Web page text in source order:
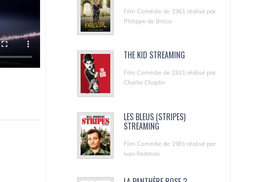
Film Comédie de 1961 réalisé par
Philippe de Broca
THE KID STREAMING
Film Comédie de 1921 réalisé par
Charlie Chaplin
LES BLEUS (STRIPES)
STREAMING
Film Comédie de 1981 réalisé par
Ivan Reitman